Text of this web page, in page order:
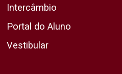
Intercâmbio
Portal do Aluno
Vestibular